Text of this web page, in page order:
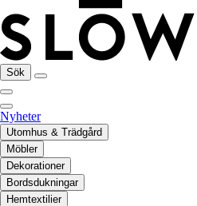
Sök
Nyheter
Utomhus & Trädgård
Möbler
Dekorationer
Bordsdukningar
Hemtextilier